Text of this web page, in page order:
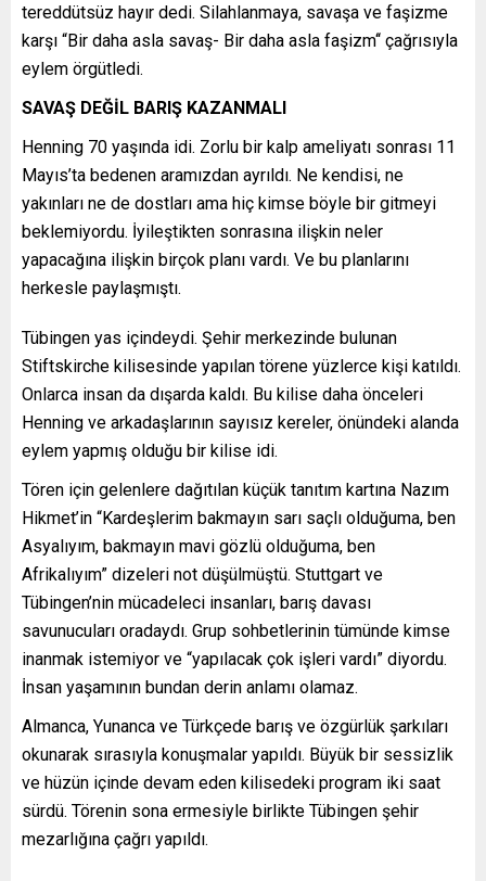
tereddütsüz hayır dedi. Silahlanmaya, savaşa ve faşizme
karşı “Bir daha asla savaş- Bir daha asla faşizm‘‘ çağrısıyla
eylem örgütledi.
SAVAŞ DEĞİL BARIŞ KAZANMALI
Henning 70 yaşında idi. Zorlu bir kalp ameliyatı sonrası 11
Mayıs’ta bedenen aramızdan ayrıldı. Ne kendisi, ne
yakınları ne de dostları ama hiç kimse böyle bir gitmeyi
beklemiyordu. İyileştikten sonrasına ilişkin neler
yapacağına ilişkin birçok planı vardı. Ve bu planlarını
herkesle paylaşmıştı.
Tübingen yas içindeydi. Şehir merkezinde bulunan
Stiftskirche kilisesinde yapılan törene yüzlerce kişi katıldı.
Onlarca insan da dışarda kaldı. Bu kilise daha önceleri
Henning ve arkadaşlarının sayısız kereler, önündeki alanda
eylem yapmış olduğu bir kilise idi.
Tören için gelenlere dağıtılan küçük tanıtım kartına Nazım
Hikmet’in “Kardeşlerim bakmayın sarı saçlı olduğuma, ben
Asyalıyım, bakmayın mavi gözlü olduğuma, ben
Afrikalıyım” dizeleri not düşülmüştü. Stuttgart ve
Tübingen’nin mücadeleci insanları, barış davası
savunucuları oradaydı. Grup sohbetlerinin tümünde kimse
inanmak istemiyor ve “yapılacak çok işleri vardı” diyordu.
İnsan yaşamının bundan derin anlamı olamaz.
Almanca, Yunanca ve Türkçede barış ve özgürlük şarkıları
okunarak sırasıyla konuşmalar yapıldı. Büyük bir sessizlik
ve hüzün içinde devam eden kilisedeki program iki saat
sürdü. Törenin sona ermesiyle birlikte Tübingen şehir
mezarlığına çağrı yapıldı.